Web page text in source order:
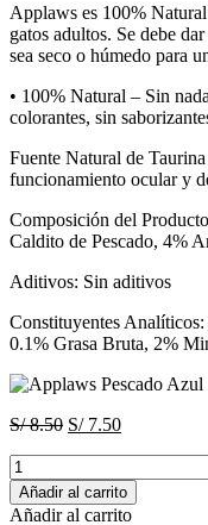
S/ 8.50.S/ 7.50.
Applaws es 100%
gatos adultos. Se debe
sea seco o húmedo para
• 100% Natural – Sin
colorantes, sin
Fuente Natural de
funcionamiento ocular y
Composición del
Caldito de Pescado, 4%
Aditivos: Sin aditivos
Constituyentes
0.1% Grasa Bruta, 2%
S/8.50 El
era:
S/ 8.50.
S/7.50El
es:
S/ 7.50.
Applaws
Pescado
Azul
Añadir al carrito
Añadir al carrito